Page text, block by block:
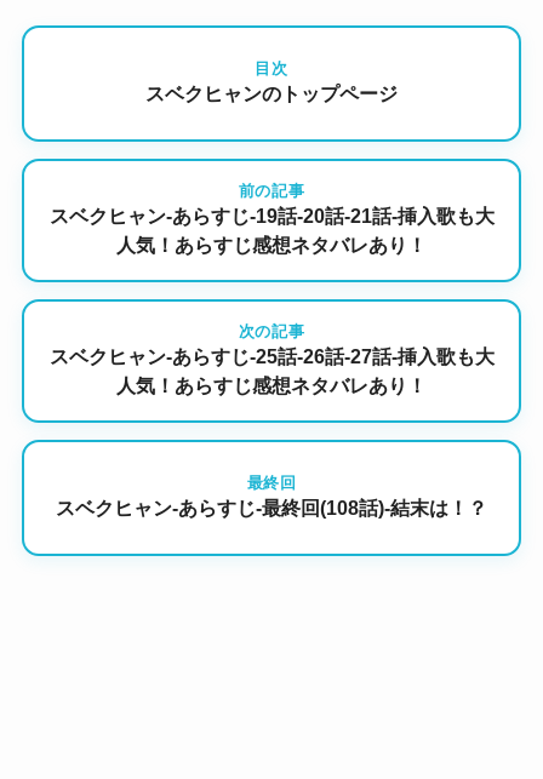
目次
スベクヒャンのトップページ
前の記事
スベクヒャン-あらすじ-19話-20話-21話-挿入歌も大
人気！あらすじ感想ネタバレあり！
次の記事
スベクヒャン-あらすじ-25話-26話-27話-挿入歌も大
人気！あらすじ感想ネタバレあり！
最終回
スベクヒャン-あらすじ-最終回(108話)-結末は！？